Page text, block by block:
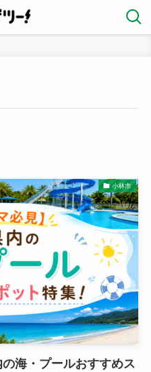
小林市
の海・プールおすすめス